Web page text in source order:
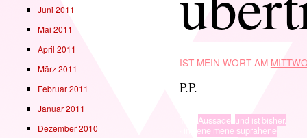
IST MEIN WORT AM
P.P.
Aussage und ist bisher.
ene mene suprahene
Juni 2011
Mai 2011
April 2011
März 2011
Februar 2011
Januar 2011
Dezember 2010